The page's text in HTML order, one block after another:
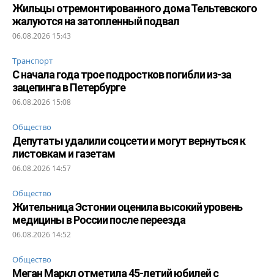
Жильцы отремонтированного дома Тельтевского
жалуются на затопленный подвал
06.08.2026 15:43
Транспорт
С начала года трое подростков погибли из-за
зацепинга в Петербурге
06.08.2026 15:08
Общество
Депутаты удалили соцсети и могут вернуться к
листовкам и газетам
06.08.2026 14:57
Общество
Жительница Эстонии оценила высокий уровень
медицины в России после переезда
06.08.2026 14:52
Общество
Меган Маркл отметила 45-летий юбилей с